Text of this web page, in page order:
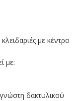
κλειδαριές με κέντρο
με:
δακτυλικού